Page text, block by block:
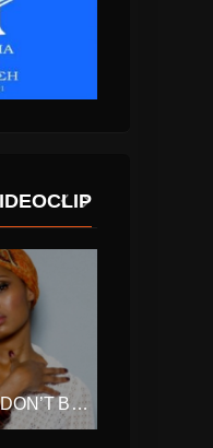
IMANY – DON’T BE SO SHY (FILATOV & KARAS REMIX)